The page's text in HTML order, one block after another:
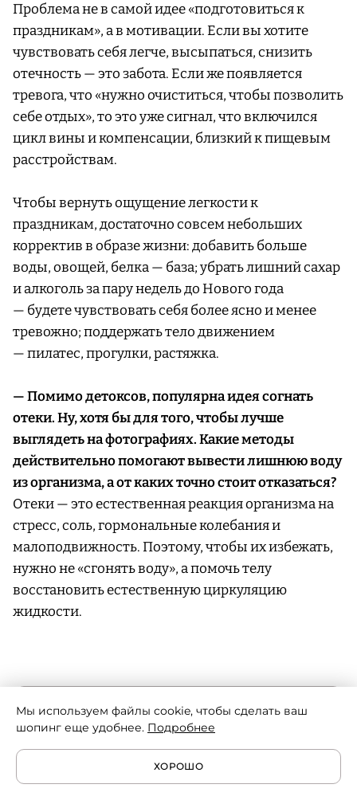
Проблема не в самой идее «подготовиться к
праздникам», а в мотивации. Если вы хотите
чувствовать себя легче, высыпаться, снизить
отечность — это забота. Если же появляется
тревога, что «нужно очиститься, чтобы позволить
себе отдых», то это уже сигнал, что включился
цикл вины и компенсации, близкий к пищевым
расстройствам.
Чтобы вернуть ощущение легкости к
праздникам, достаточно совсем небольших
корректив в образе жизни: добавить больше
воды, овощей, белка — база; убрать лишний сахар
и алкоголь за пару недель до Нового года
— будете чувствовать себя более ясно и менее
тревожно; поддержать тело движением
— пилатес, прогулки, растяжка.
— Помимо детоксов, популярна идея согнать
отеки. Ну, хотя бы для того, чтобы лучше
выглядеть на фотографиях. Какие методы
действительно помогают вывести лишнюю воду
из организма, а от каких точно стоит отказаться?
Отеки — это естественная реакция организма на
стресс, соль, гормональные колебания и
малоподвижность. Поэтому, чтобы их избежать,
нужно не «сгонять воду», а помочь телу
восстановить естественную циркуляцию
жидкости.
ЧИТАЙТЕ ТАКЖЕ: 6 СПОСОБОВ БЫСТРО ПРИЙТИ В ТОНУС
Мы используем файлы cookie, чтобы сделать ваш
шопинг еще удобнее. Подробнее
ХОРОШО